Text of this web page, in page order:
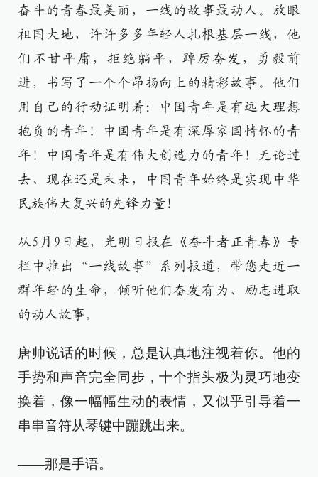
奋斗的青春最美丽，一线的故事最动人。放眼
祖国大地，许许多多年轻人扎根基层一线，他
们不甘平庸，拒绝躺平，踔厉奋发，勇毅前
进，书写了一个个昂扬向上的精彩故事。他们
用自己的行动证明着：中国青年是有远大理想
抱负的青年！中国青年是有深厚家国情怀的青
年！中国青年是有伟大创造力的青年！无论过
去、现在还是未来，中国青年始终是实现中华
民族伟大复兴的先锋力量！
从5月9日起，光明日报在《奋斗者正青春》专
栏中推出“一线故事”系列报道，带您走近一
群年轻的生命，倾听他们奋发有为、励志进取
的动人故事。
唐帅说话的时候，总是认真地注视着你。他的
手势和声音完全同步，十个指头极为灵巧地变
换着，像一幅幅生动的表情，又似乎引导着一
串串音符从琴键中蹦跳出来。
——那是手语。